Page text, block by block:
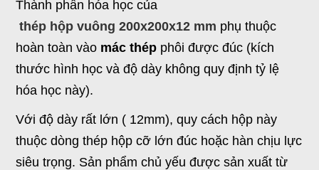
Thành phần hóa học của
thép hộp vuông 200x200x12 mm phụ thuộc
hoàn toàn vào mác thép phôi được đúc (kích
thước hình học và độ dày không quy định tỷ lệ
hóa học này).
Với độ dày rất lớn ( 12mm), quy cách hộp này
thuộc dòng thép hộp cỡ lớn đúc hoặc hàn chịu lực
siêu trọng. Sản phẩm chủ yếu được sản xuất từ